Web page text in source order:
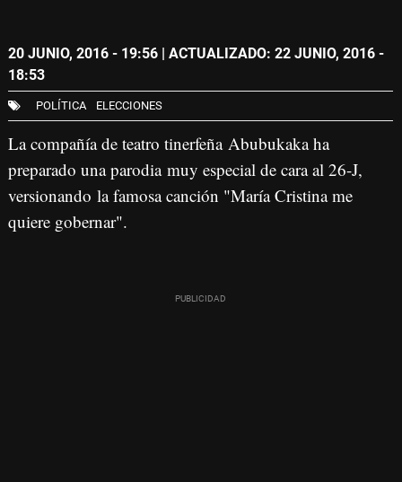
20 JUNIO, 2016 - 19:56 | ACTUALIZADO: 22 JUNIO, 2016 -
18:53
POLÍTICA ELECCIONES
La compañía de teatro tinerfeña Abubukaka ha
preparado una parodia muy especial de cara al 26-J,
versionando la famosa canción "María Cristina me
quiere gobernar".